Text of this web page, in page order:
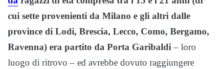
cui sette provenienti da Milano e gli altri dalle
province di Lodi, Brescia, Lecco, Como, Bergamo,
Ravenna) era partito da Porta Garibaldi – loro
luogo di ritrovo – ed avrebbe dovuto raggiungere